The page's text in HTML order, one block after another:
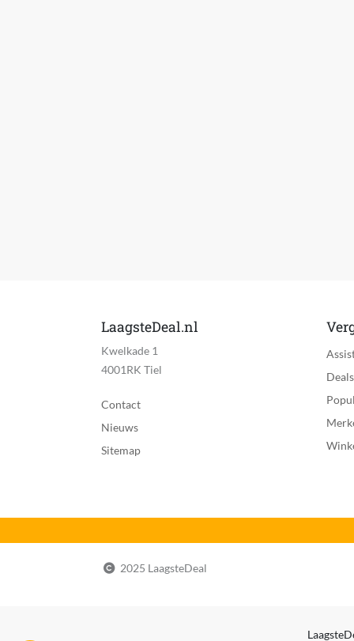
LaagsteDeal.nl
Kwelkade 1
4001RK Tiel
Contact
Nieuws
Sitemap
Deals
2025 LaagsteDeal